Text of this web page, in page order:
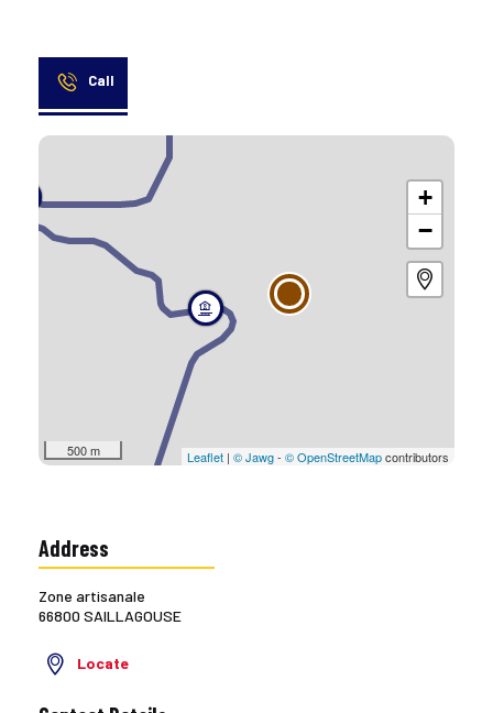
Call
+
−
500 m Leaflet | © Jawg- © OpenStreetMapcontributors
Address
Zone artisanale
66800 SAILLAGOUSE
Locate